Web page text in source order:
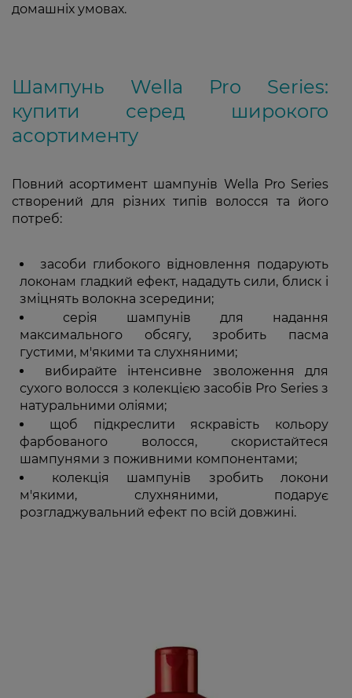
домашніх умовах.
Шампунь Wella Pro Series:
купити серед широкого
асортименту
Повний асортимент шампунів Wella Pro Series
створений для різних типів волосся та його
потреб:
засоби глибокого відновлення подарують
локонам гладкий ефект, нададуть сили, блиск і
зміцнять волокна зсередини;
серія шампунів для надання
максимального обсягу, зробить пасма
густими, м'якими та слухняними;
вибирайте інтенсивне зволоження для
сухого волосся з колекцією засобів Pro Series з
натуральними оліями;
щоб підкреслити яскравість кольору
фарбованого волосся, скористайтеся
шампунями з поживними компонентами;
колекція шампунів зробить локони
м'якими, слухняними, подарує
розгладжувальний ефект по всій довжині.